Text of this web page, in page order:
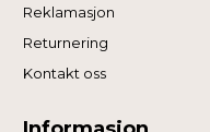
Reklamasjon
Returnering
Kontakt oss